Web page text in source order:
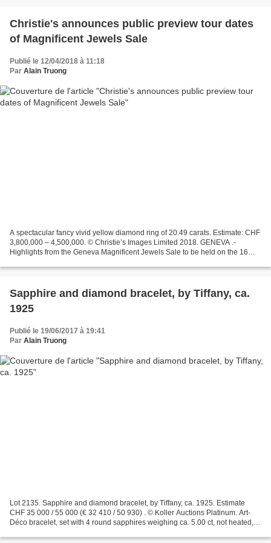
Christie's announces public preview tour dates
of Magnificent Jewels Sale
Publié le 12/04/2018 à 11:18
Par Alain Truong
A spectacular fancy vivid yellow diamond ring of 20.49 carats. Estimate: CHF
3,800,000 – 4,500,000. © Christie’s Images Limited 2018. GENEVA .-
Highlights from the Geneva Magnificent Jewels Sale to be held on the 16
Sapphire and diamond bracelet, by Tiffany, ca.
1925
Publié le 19/06/2017 à 19:41
Par Alain Truong
Lot 2135. Sapphire and diamond bracelet, by Tiffany, ca. 1925. Estimate
CHF 35 000 / 55 000 (€ 32 410 / 50 930) . © Koller Auctions Platinum. Art-
Déco bracelet, set with 4 round sapphires weighing ca. 5.00 ct, not heated, 5